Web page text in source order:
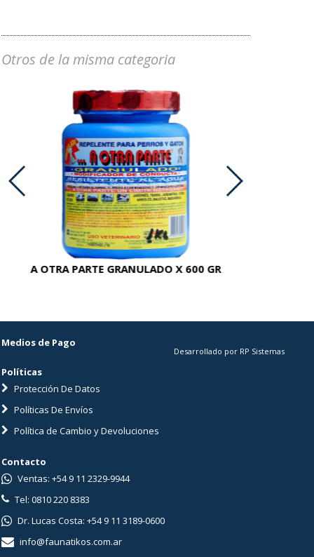
Otros de la misma categoria
A OTRA PARTE GRANULADO X 600 GR
Medios de Pago
Políticas
Protección De Datos
Políticas De Envíos
Política de Cambio y Devoluciones
Desarrollado por RP Sistemas
Contacto
Ventas: +54 9 11 2329-9944
Tel: 0810 220 8383
Dr. Lucas Costa: +54 9 11 3189-0600
info@faunatikos.com.ar